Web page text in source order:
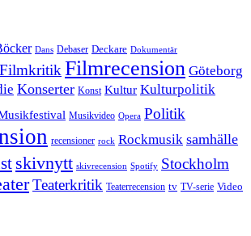
Dans Debaser Deckare Dokumentär
Filmkritik Filmrecension Göteborg
Konserter Konst Kultur Kulturpolitik
Musikvideo Opera Politik
recensioner rock Rockmusik samhälle
skivnytt skivrecension Spotify Stockholm
Teaterkritik Teaterrecension tv TV-serie Video